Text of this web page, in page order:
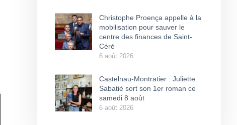
Christophe Proença appelle à la
mobilisation pour sauver le
centre des finances de Saint-
Céré
6 août 2026
Castelnau-Montratier : Juliette
Sabatié sort son 1er roman ce
samedi 8 août
6 août 2026